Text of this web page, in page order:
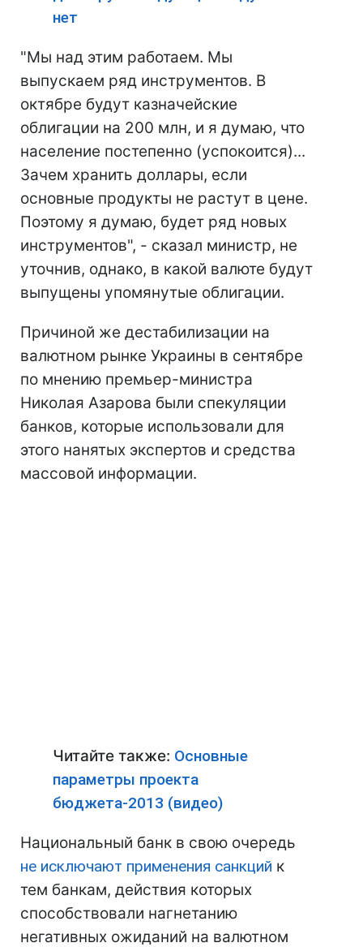
нет
"Мы над этим работаем. Мы
выпускаем ряд инструментов. В
октябре будут казначейские
облигации на 200 млн, и я думаю, что
население постепенно (успокоится)...
Зачем хранить доллары, если
основные продукты не растут в цене.
Поэтому я думаю, будет ряд новых
инструментов", - сказал министр, не
уточнив, однако, в какой валюте будут
выпущены упомянутые облигации.
Причиной же дестабилизации на
валютном рынке Украины в сентябре
по мнению премьер-министра
Николая Азарова были спекуляции
банков, которые использовали для
этого нанятых экспертов и средства
массовой информации.
Читайте также: Основные
параметры проекта
бюджета-2013 (видео)
Национальный банк в свою очередь
не исключают применения санкций к
тем банкам, действия которых
способствовали нагнетанию
негативных ожиданий на валютном